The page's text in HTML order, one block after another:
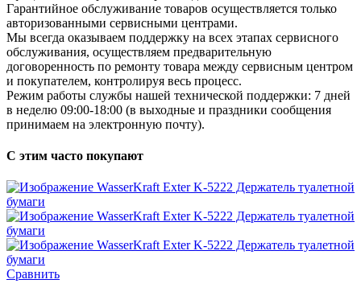
Гарантийное обслуживание товаров осуществляется только
авторизованными сервисными центрами.
Мы всегда оказываем поддержку на всех этапах сервисного
обслуживания, осуществляем предварительную
договоренность по ремонту товара между сервисным центром
и покупателем, контролируя весь процесс.
Режим работы службы нашей технической поддержки: 7 дней
в неделю 09:00-18:00 (в выходные и праздники сообщения
принимаем на электронную почту).
С этим часто покупают
Сравнить